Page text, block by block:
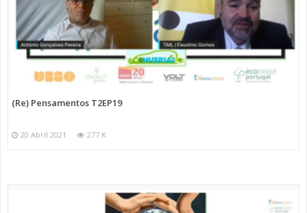
(Re) Pensamentos T2EP19
20 Abril 2021 277 K